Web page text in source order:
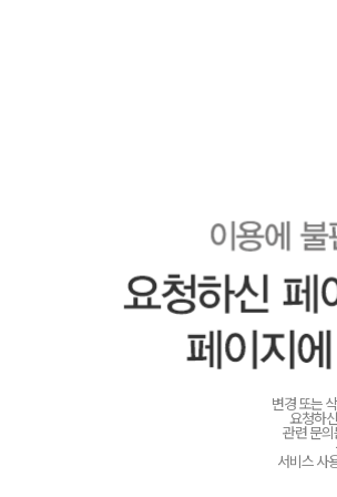
변경 또는
요청하
관련 문
서비스 사